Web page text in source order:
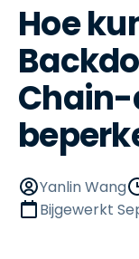
Hoe
Yanlin Wang
Bijgewerkt